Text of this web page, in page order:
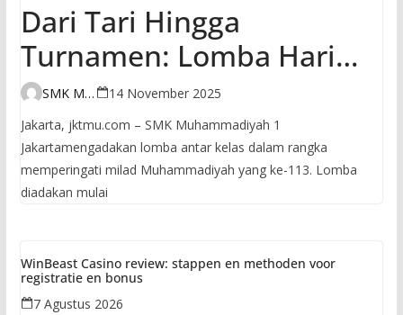
Dari Tari Hingga
Turnamen: Lomba Hari
Kedua SMK
Muhammadiyah 1 Jakarta
Bikin Milad
Muhammadiyah Makin
SMK Muhammadiyah 1 Jakarta
14 November 2025
Jakarta, jktmu.com – SMK Muhammadiyah 1
Jakartamengadakan lomba antar kelas dalam rangka
memperingati milad Muhammadiyah yang ke-113. Lomba
diadakan mulai
WinBeast Casino review: stappen en methoden voor
registratie en bonus
7 Agustus 2026